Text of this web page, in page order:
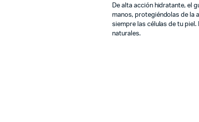
De alta acción hidratante, el
manos, protegiéndolas de la
siempre las células de tu
naturales.